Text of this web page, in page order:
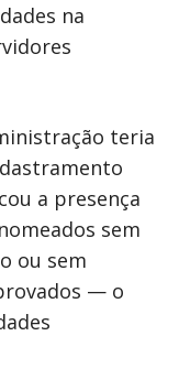
na
teria
a presença
sem
ou sem
— o